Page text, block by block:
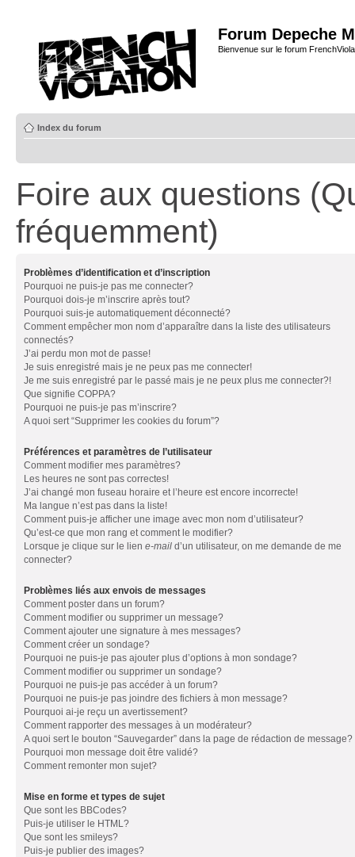
Forum Depeche
Bienvenue sur le forum
Index du forum
Foire aux questions
fréquemment)
Problèmes d’identification et d’inscription
Pourquoi ne puis-je pas me connecter?
Pourquoi dois-je m’inscrire après tout?
Pourquoi suis-je automatiquement déconnecté?
Comment empêcher mon nom d’apparaître dans la liste des utilisateurs
connectés?
J’ai perdu mon mot de passe!
Je suis enregistré mais je ne peux pas me connecter!
Je me suis enregistré par le passé mais je ne peux plus me connecter?!
Que signifie COPPA?
Pourquoi ne puis-je pas m’inscrire?
A quoi sert “Supprimer les cookies du forum”?
Préférences et paramètres de l’utilisateur
Comment modifier mes paramètres?
Les heures ne sont pas correctes!
J’ai changé mon fuseau horaire et l’heure est encore incorrecte!
Ma langue n’est pas dans la liste!
Comment puis-je afficher une image avec mon nom d’utilisateur?
Qu’est-ce que mon rang et comment le modifier?
Lorsque je clique sur le lien e-mail d’un utilisateur, on me demande de me
connecter?
Problèmes liés aux envois de messages
Comment poster dans un forum?
Comment modifier ou supprimer un message?
Comment ajouter une signature à mes messages?
Comment créer un sondage?
Pourquoi ne puis-je pas ajouter plus d’options à mon sondage?
Comment modifier ou supprimer un sondage?
Pourquoi ne puis-je pas accéder à un forum?
Pourquoi ne puis-je pas joindre des fichiers à mon message?
Pourquoi ai-je reçu un avertissement?
Comment rapporter des messages à un modérateur?
A quoi sert le bouton “Sauvegarder” dans la page de rédaction de message?
Pourquoi mon message doit être validé?
Comment remonter mon sujet?
Mise en forme et types de sujet
Que sont les BBCodes?
Puis-je utiliser le HTML?
Que sont les smileys?
Puis-je publier des images?